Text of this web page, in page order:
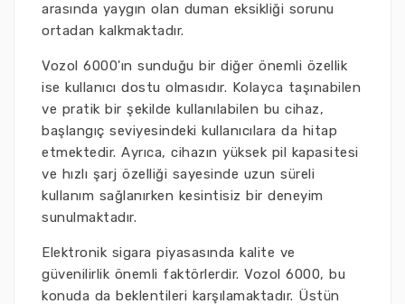
arasında yaygın olan duman eksikliği sorunu
ortadan kalkmaktadır.
Vozol 6000'ın sunduğu bir diğer önemli özellik
ise kullanıcı dostu olmasıdır. Kolayca taşınabilen
ve pratik bir şekilde kullanılabilen bu cihaz,
başlangıç seviyesindeki kullanıcılara da hitap
etmektedir. Ayrıca, cihazın yüksek pil kapasitesi
ve hızlı şarj özelliği sayesinde uzun süreli
kullanım sağlanırken kesintisiz bir deneyim
sunulmaktadır.
Elektronik sigara piyasasında kalite ve
güvenilirlik önemli faktörlerdir. Vozol 6000, bu
konuda da beklentileri karşılamaktadır. Üstün